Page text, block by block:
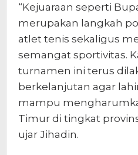
“Kejuaraan seperti
merupakan langkah
atlet tenis sekaligus
semangat sportivitas.
turnamen ini terus
berkelanjutan agar
mampu
Timur di tingkat
ujar Jihadin.